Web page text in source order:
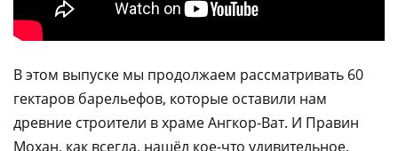
В этом выпуске мы продолжаем рассматривать 60
гектаров барельефов, которые оставили нам
древние строители в храме Ангкор-Ват. И Правин
Мохан, как всегда, нашёл кое-что удивительное.